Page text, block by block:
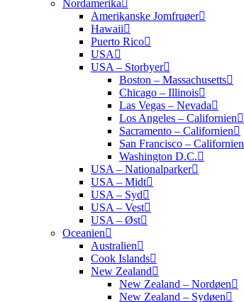
Nordamerika
Amerikanske Jomfruøer
Hawaii
Puerto Rico
USA
USA – Storbyer
Boston – Massachusetts
Chicago – Illinois
Las Vegas – Nevada
Los Angeles – Californien
Sacramento – Californien
San Francisco – Californien
Washington D.C.
USA – Nationalparker
USA – Midt
USA – Syd
USA – Vest
USA – Øst
Oceanien
Australien
Cook Islands
New Zealand
New Zealand – Nordøen
New Zealand – Sydøen